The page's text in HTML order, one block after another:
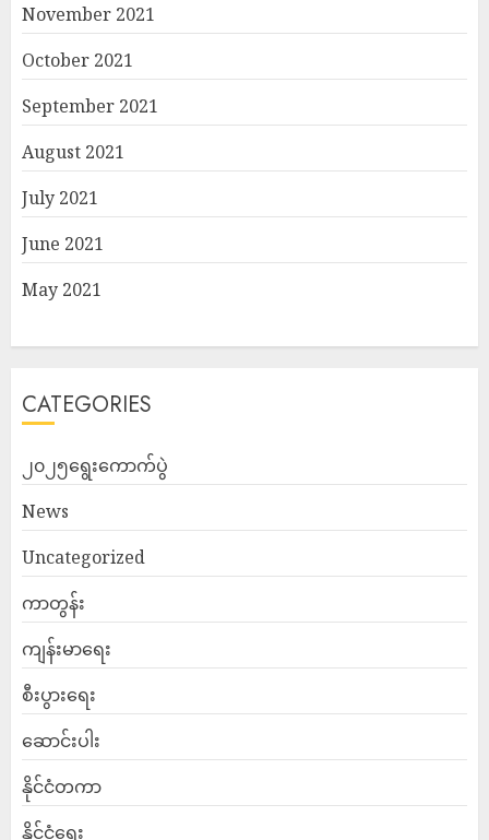
November 2021
October 2021
September 2021
August 2021
July 2021
June 2021
May 2021
CATEGORIES
၂၀၂၅ရွေးကောက်ပွဲ
News
Uncategorized
ကာတွန်း
ကျန်းမာရေး
စီးပွားရေး
ဆောင်းပါး
နိုင်ငံတကာ
နိုင်ငံရေး